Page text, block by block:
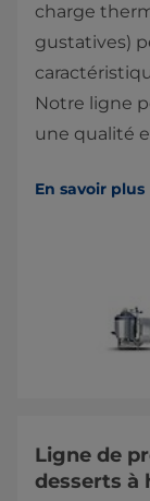
charge
gustatives)
Notre ligne
une qualité
En savoir plus
Ligne de
desserts à